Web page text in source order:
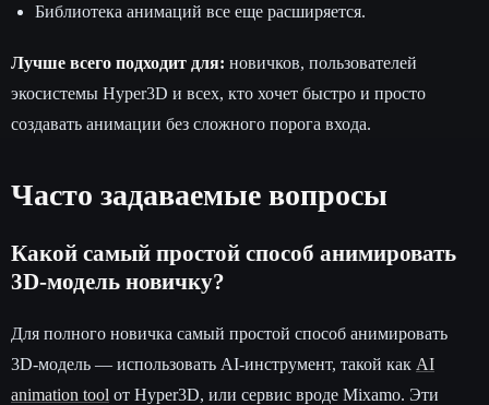
Библиотека анимаций все еще расширяется.
Лучше всего подходит для: новичков, пользователей
экосистемы Hyper3D и всех, кто хочет быстро и просто
создавать анимации без сложного порога входа.
Часто задаваемые вопросы
Какой самый простой способ анимировать
3D-модель новичку?
Для полного новичка самый простой способ анимировать
3D-модель — использовать AI-инструмент, такой как AI
animation tool от Hyper3D, или сервис вроде Mixamo. Эти